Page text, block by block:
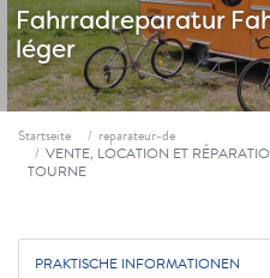
Fahrradreparatur
léger
Fil d'ariane
Startseite
reparateur-de
VENTE, LOCATION ET
TOURNE
PRAKTISCHE INFORMATIONEN